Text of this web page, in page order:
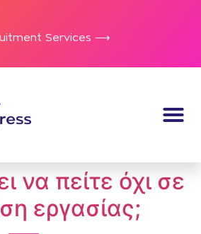
Services ⟶
να πείτε όχι σε
εργασίας;